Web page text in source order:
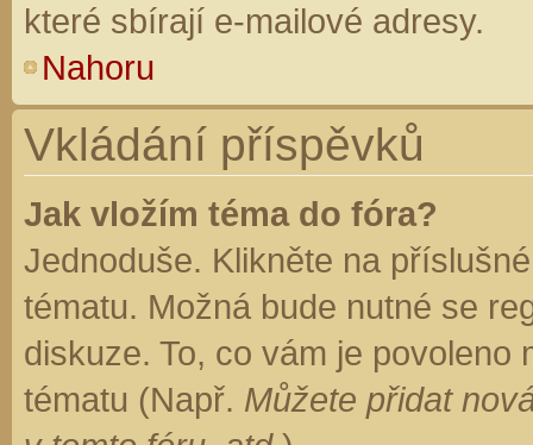
které sbírají e-mailové adresy.
Nahoru
Vkládání příspěvků
Jak vložím téma do fóra?
Jednoduše. Klikněte na
tématu. Možná bude nutné se
diskuze. To, co vám je
tématu (Např. Můžete přidat